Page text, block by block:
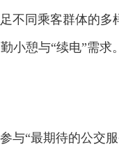
不同乘客群体的多
小憩与“续电”需求。
与“最期待的公交